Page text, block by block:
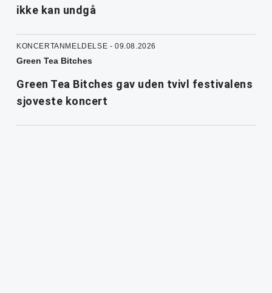
ikke kan undgå
KONCERTANMELDELSE - 09.08.2026
Green Tea Bitches
Green Tea Bitches gav uden tvivl festivalens
sjoveste koncert